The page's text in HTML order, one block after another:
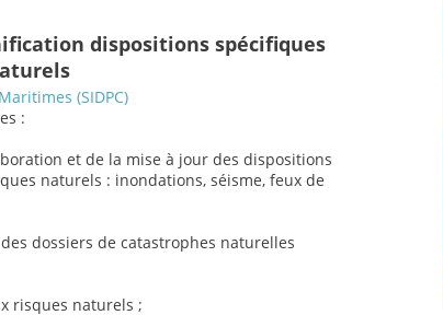
dispositions spécifiques
(SIDPC)
:
et de la mise à jour des dispositions
naturels : inondations, séisme, feux de
dossiers de catastrophes naturelles
risques naturels ;